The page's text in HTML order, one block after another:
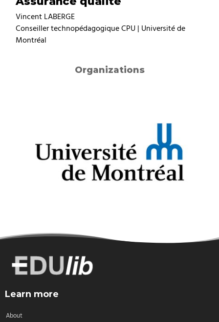
Vincent LABERGE
Conseiller technopédagogique CPU | Université de
Montréal
Organizations
Learn more
About